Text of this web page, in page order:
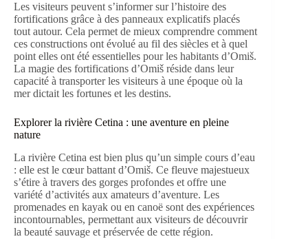
Les visiteurs peuvent s’informer sur l’histoire des
fortifications grâce à des panneaux explicatifs placés
tout autour. Cela permet de mieux comprendre comment
ces constructions ont évolué au fil des siècles et à quel
point elles ont été essentielles pour les habitants d’Omiš.
La magie des fortifications d’Omiš réside dans leur
capacité à transporter les visiteurs à une époque où la
mer dictait les fortunes et les destins.
Explorer la rivière Cetina : une aventure en pleine
nature
La rivière Cetina est bien plus qu’un simple cours d’eau
: elle est le cœur battant d’Omiš. Ce fleuve majestueux
s’étire à travers des gorges profondes et offre une
variété d’activités aux amateurs d’aventure. Les
promenades en kayak ou en canoë sont des expériences
incontournables, permettant aux visiteurs de découvrir
la beauté sauvage et préservée de cette région.